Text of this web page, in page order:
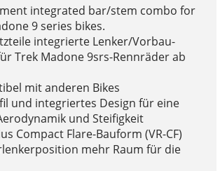
integrated bar/stem combo for
9 series bikes.
integrierte Lenker/Vorbau-
Trek Madone 9srs-Rennräder ab
mit anderen Bikes
und integriertes Design für eine
und Steifigkeit
Compact Flare-Bauform (VR-CF)
mehr Raum für die